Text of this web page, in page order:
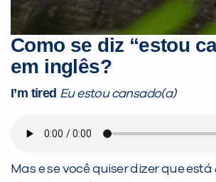
Como se diz “estou
em inglês?
I’m tired Eu estou cansado(a)
Mas e se você quiser dizer que está
Preencha com seus dados
com a: